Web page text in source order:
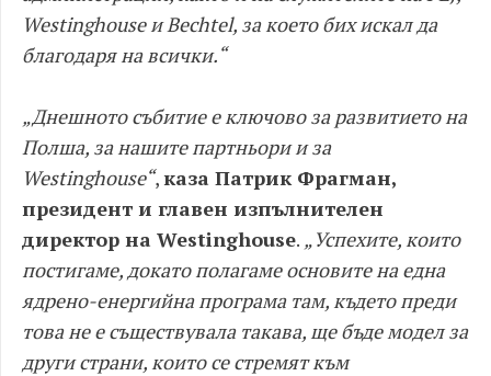
Westinghouse и Bechtel, за което бих искал да
благодаря на всички.“
„Днешното събитие е ключово за развитието на
Полша, за нашите партньори и за
Westinghouse“,каза Патрик Фрагман,
президент и главен изпълнителен
директор на Westinghouse. „Успехите, които
постигаме, докато полагаме основите на една
ядрено-енергийна програма там, където преди
това не е съществувала такава, ще бъде модел за
други страни, които се стремят към